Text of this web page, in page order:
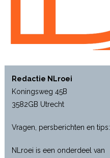
Redactie NLroei
Koningsweg 45B
3582GB Utrecht
Vragen, persberichten en tips:
NLroei is een onderdeel van